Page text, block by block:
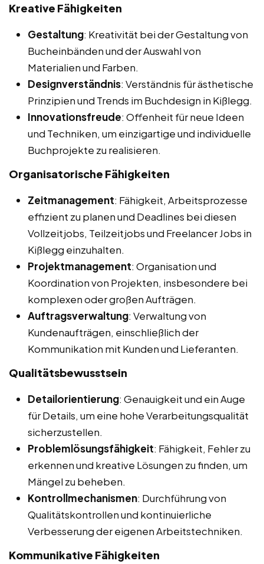
Kreative Fähigkeiten
Gestaltung: Kreativität bei der Gestaltung von
Bucheinbänden und der Auswahl von
Materialien und Farben.
Designverständnis: Verständnis für ästhetische
Prinzipien und Trends im Buchdesign in Kißlegg.
Innovationsfreude: Offenheit für neue Ideen
und Techniken, um einzigartige und individuelle
Buchprojekte zu realisieren.
Organisatorische Fähigkeiten
Zeitmanagement: Fähigkeit, Arbeitsprozesse
effizient zu planen und Deadlines bei diesen
Vollzeitjobs, Teilzeitjobs und Freelancer Jobs in
Kißlegg einzuhalten.
Projektmanagement: Organisation und
Koordination von Projekten, insbesondere bei
komplexen oder großen Aufträgen.
Auftragsverwaltung: Verwaltung von
Kundenaufträgen, einschließlich der
Kommunikation mit Kunden und Lieferanten.
Qualitätsbewusstsein
Detailorientierung: Genauigkeit und ein Auge
für Details, um eine hohe Verarbeitungsqualität
sicherzustellen.
Problemlösungsfähigkeit: Fähigkeit, Fehler zu
erkennen und kreative Lösungen zu finden, um
Mängel zu beheben.
Kontrollmechanismen: Durchführung von
Qualitätskontrollen und kontinuierliche
Verbesserung der eigenen Arbeitstechniken.
Kommunikative Fähigkeiten